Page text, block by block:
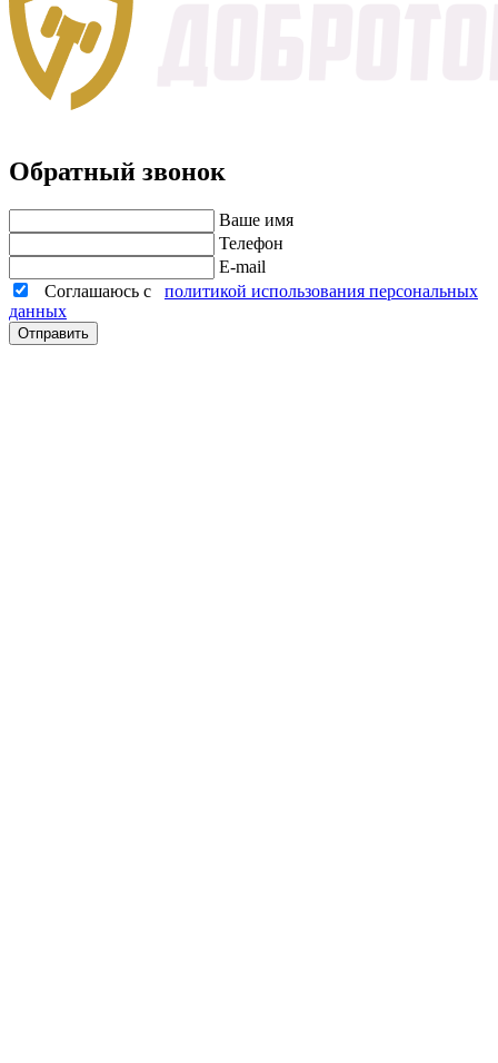
Обратный звонок
Ваше имя
Телефон
E-mail
Соглашаюсь с политикой использования персональных
данных
Отправить